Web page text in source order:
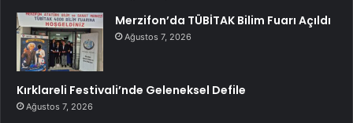
Merzifon’da TÜBİTAK Bilim Fuarı Açıldı
Ağustos 7, 2026
Kırklareli Festivali’nde Geleneksel Defile
Ağustos 7, 2026